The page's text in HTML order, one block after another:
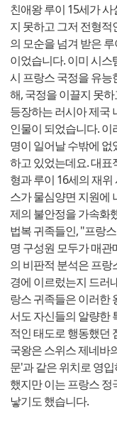
친애왕 루이 15세가
지 못하고 그저 전형
의 모순을 넘겨 받은
이었습니다. 이미 시
시 프랑스 국정을 유
해, 국정을 이끌지 못
등장하는 러시아 제국
인물이 되었습니다.
명이 일어날 수밖에
하고 있었는데요. 대
형과 루이 16세의 재
스가 물심양면 지원에
제의 불안정을 가속화
법복 귀족들인, "프랑
명 구성원 모두가 매
의 비판적 분석은 프랑
경에 이르렀는지 드러
랑스 귀족들은 이러한
서도 자신들의 알량한
적인 태도로 행동했던
국왕은 스위스 제네바
문'과 같은 위치로 영
했지만 이는 프랑스
낳기도 했습니다.